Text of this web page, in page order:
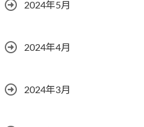
2024年5月
2024年4月
2024年3月